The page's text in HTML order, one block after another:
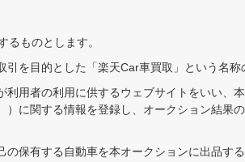
ものとします。
引を目的とした「楽天Car車買取」という名称
利用者の利用に供するウェブサイトをいい、
に関する情報を登録し、オークション結果
保有する自動車を本オークションに出品する